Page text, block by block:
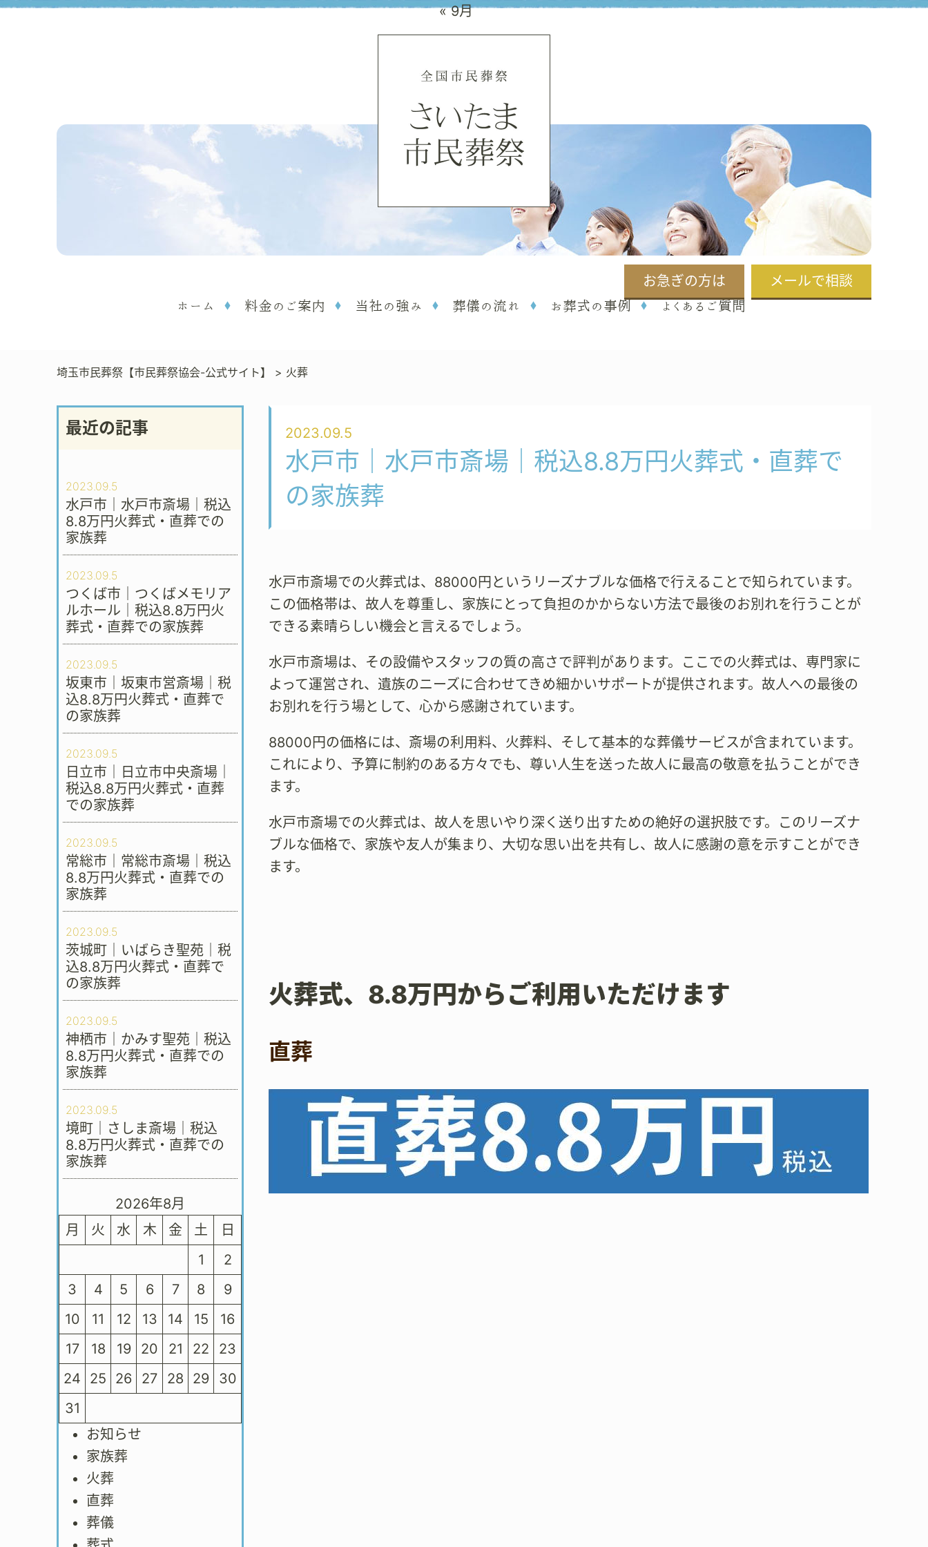
お急ぎの方は メールで相談
ホーム 料金のご案内 当社の強み 葬儀の流れ お葬式の事例 よくあるご質問
埼玉市民葬祭【市民葬祭協会-公式サイト】 > 火葬
最近の記事
2023.09.5
水戸市｜水戸市斎場｜税込
8.8万円火葬式・直葬での
家族葬
2023.09.5
つくば市｜つくばメモリア
ルホール｜税込8.8万円火
葬式・直葬での家族葬
2023.09.5
坂東市｜坂東市営斎場｜税
込8.8万円火葬式・直葬で
の家族葬
2023.09.5
日立市｜日立市中央斎場｜
税込8.8万円火葬式・直葬
での家族葬
2023.09.5
常総市｜常総市斎場｜税込
8.8万円火葬式・直葬での
家族葬
2023.09.5
茨城町｜いばらき聖苑｜税
込8.8万円火葬式・直葬で
の家族葬
2023.09.5
神栖市｜かみす聖苑｜税込
8.8万円火葬式・直葬での
家族葬
2023.09.5
境町｜さしま斎場｜税込
8.8万円火葬式・直葬での
家族葬
2026年8月
月
火 水 木 金 土
日
1
2
3
4 5 6 7 8
9
10
11 12 13 14 15
16
17
18 19 20 21 22
23
24
25 26 27 28 29
30
31
« 9月
お知らせ
家族葬
火葬
直葬
葬儀
2023.09.5
水戸市｜水戸市斎場｜税込8.8万円火葬式・直葬で
の家族葬
水戸市斎場での火葬式は、88000円というリーズナブルな価格で行えることで知られています。
この価格帯は、故人を尊重し、家族にとって負担のかからない方法で最後のお別れを行うことが
できる素晴らしい機会と言えるでしょう。
水戸市斎場は、その設備やスタッフの質の高さで評判があります。ここでの火葬式は、専門家に
よって運営され、遺族のニーズに合わせてきめ細かいサポートが提供されます。故人への最後の
お別れを行う場として、心から感謝されています。
88000円の価格には、斎場の利用料、火葬料、そして基本的な葬儀サービスが含まれています。
これにより、予算に制約のある方々でも、尊い人生を送った故人に最高の敬意を払うことができ
ます。
水戸市斎場での火葬式は、故人を思いやり深く送り出すための絶好の選択肢です。このリーズナ
ブルな価格で、家族や友人が集まり、大切な思い出を共有し、故人に感謝の意を示すことができ
ます。
火葬式、8.8万円からご利用いただけます
直葬